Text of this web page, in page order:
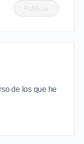
de los que he